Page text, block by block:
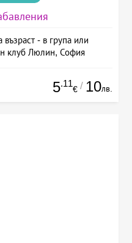
възраст - в група или
клуб Люлин, София
5.11
€ / 10лв.